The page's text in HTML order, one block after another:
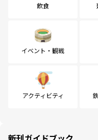
飲食
イベント・観戦
アクティビティ